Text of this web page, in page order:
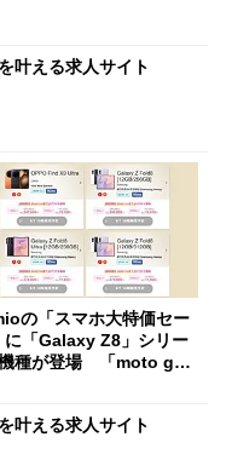
叶える求人サイト
の「スマホ大特価セー
に「Galaxy Z8」シリー
種が登場 「moto g37
叶える求人サイト